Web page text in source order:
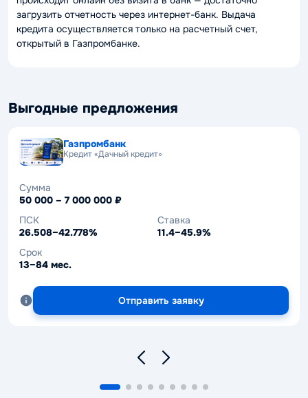
загрузить отчетность через интернет-банк. Выдача
кредита осуществляется только на расчетный счет,
открытый в Газпромбанке.
Выгодные предложения
Газпромбанк
Кредит «Дачный кредит»
Сумма
50 000 – 7 000 000 ₽
ПСК
26.508–42.778%
Ставка
11.4–45.9%
Срок
13–84 мес.
Отправить заявку